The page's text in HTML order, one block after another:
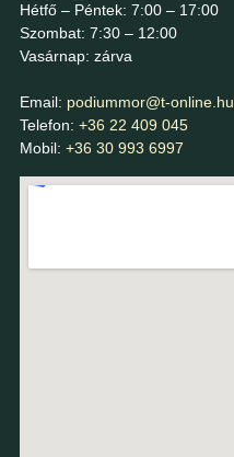
Hétfő – Péntek: 7:00 – 17:00
Szombat: 7:30 – 12:00
Vasárnap: zárva
Email: podiummor@t-online.hu
Telefon: +36 22 409 045
Mobil: +36 30 993 6997